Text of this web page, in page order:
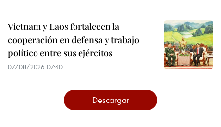
Vietnam y Laos fortalecen la
cooperación en defensa y trabajo
político entre sus ejércitos
07/08/2026 07:40
Descargar